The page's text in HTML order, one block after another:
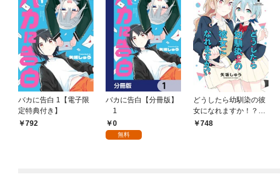
バカに告白 1【電子限
定特典付き】
792
バカに告白【分冊版】
1
0
無料
どうしたら幼馴染の彼
女になれますか！？
【特典コラボペーパー
748